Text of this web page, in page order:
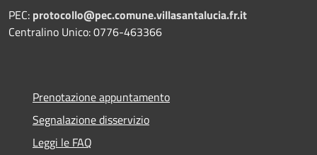
PEC: protocollo@pec.comune.villasantalucia.fr.it
Centralino Unico: 0776-463366
Prenotazione appuntamento
Segnalazione disservizio
Leggi le FAQ